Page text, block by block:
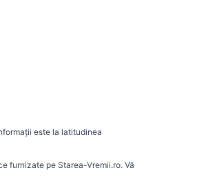
este la latitudinea
furnizate pe Starea-Vremii.ro. Vă